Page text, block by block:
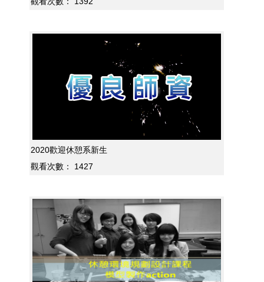
2020歡迎休憩系新生
觀看次數：
1427